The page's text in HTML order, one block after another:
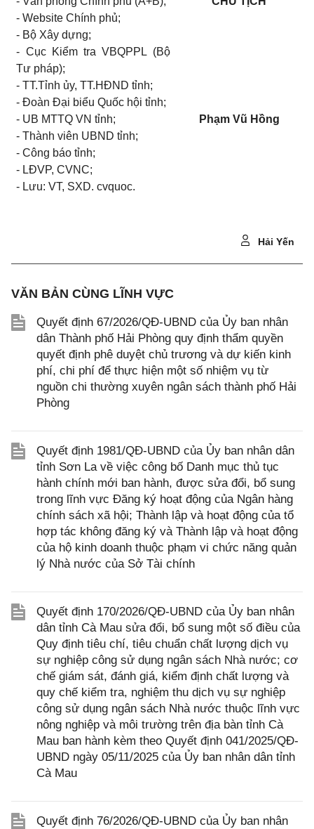
- WebsiteChính phủ;
- Bộ Xây dựng;
- Cục Kiểm tra VBQPPL (Bộ
Tư pháp);
- TT.Tỉnh ủy, TT.HĐND tỉnh;
- Đoàn Đại biểu Quốc hội tỉnh;
- UB MTTQVN tỉnh;
- Thành viên UBND tỉnh;
- Công báo tỉnh;
- LĐVP, CVNC;
- Lưu: VT, SXD. cvquoc.
Phạm Vũ Hồng
Hải Yến
VĂN BẢN CÙNG LĨNH VỰC
Quyết định 67/2026/QĐ-UBND của Ủy ban nhân
dân Thành phố Hải Phòng quy định thẩm quyền
quyết định phê duyệt chủ trương và dự kiến kinh
phí, chi phí để thực hiện một số nhiệm vụ từ
nguồn chi thường xuyên ngân sách thành phố Hải
Phòng
Quyết định 1981/QĐ-UBND của Ủy ban nhân dân
tỉnh Sơn La về việc công bố Danh mục thủ tục
hành chính mới ban hành, được sửa đổi, bổ sung
trong lĩnh vực Đăng ký hoạt động của Ngân hàng
chính sách xã hội; Thành lập và hoạt động của tổ
hợp tác không đăng ký và Thành lập và hoạt động
của hộ kinh doanh thuộc phạm vi chức năng quản
lý Nhà nước của Sở Tài chính
Quyết định 170/2026/QĐ-UBND của Ủy ban nhân
dân tỉnh Cà Mau sửa đổi, bổ sung một số điều của
Quy định tiêu chí, tiêu chuẩn chất lượng dịch vụ
sự nghiệp công sử dụng ngân sách Nhà nước; cơ
chế giám sát, đánh giá, kiểm định chất lượng và
quy chế kiểm tra, nghiệm thu dịch vụ sự nghiệp
công sử dụng ngân sách Nhà nước thuộc lĩnh vực
nông nghiệp và môi trường trên địa bàn tỉnh Cà
Mau ban hành kèm theo Quyết định 041/2025/QĐ-
UBND ngày 05/11/2025 của Ủy ban nhân dân tỉnh
Cà Mau
Quyết định 76/2026/QĐ-UBND của Ủy ban nhân